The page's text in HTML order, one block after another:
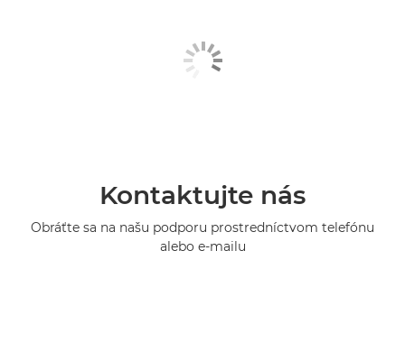
Kontaktujte nás
Obráťte sa na našu podporu prostredníctvom telefónu
alebo e-mailu